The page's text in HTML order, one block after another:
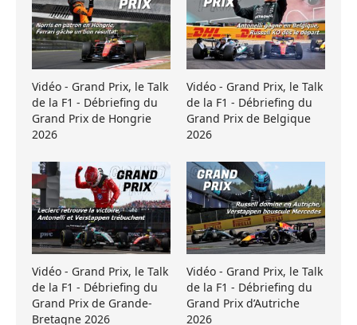
Vidéo - Grand Prix, le Talk
de la F1 - Débriefing du
Grand Prix de Hongrie
2026
Vidéo - Grand Prix, le Talk
de la F1 - Débriefing du
Grand Prix de Belgique
2026
Vidéo - Grand Prix, le Talk
de la F1 - Débriefing du
Grand Prix de Grande-
Bretagne 2026
Vidéo - Grand Prix, le Talk
de la F1 - Débriefing du
Grand Prix d’Autriche
2026